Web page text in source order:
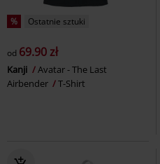
% Ostatnie sztuki
od 69.90 zł
Kanji
Avatar - The Last
Airbender
T-Shirt